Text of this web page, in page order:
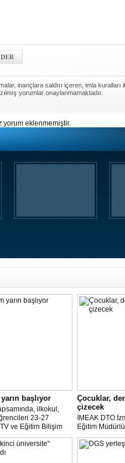
inançlara saldırı içeren, imla kuralları
yorumlar onaylanmamaktadır.
yorum eklenmemiştir.
başlıyor
ilkokul,
23-27
ve Eğitim Bilişim
eğitim
milyon öğrenci
başında devam
Çocuklar,
çizecek
İMEAK DTO
Eğitim
düzenlenecek
Kompozisyon